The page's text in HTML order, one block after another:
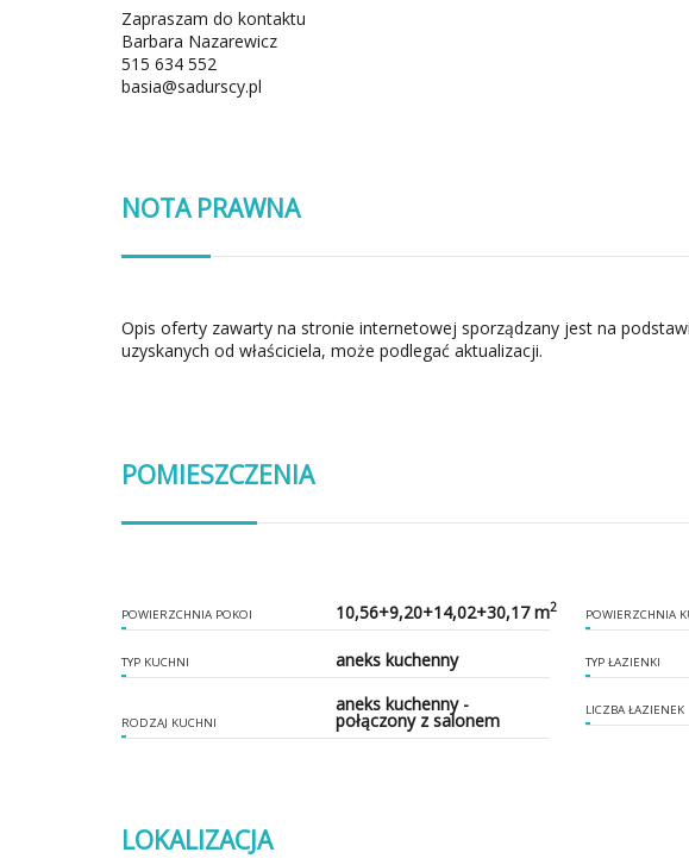
Zapraszam do kontaktu
Barbara Nazarewicz
515 634 552
basia@sadurscy.pl
NOTA PRAWNA
Opis oferty zawarty na stronie internetowej sporządzany jest na
uzyskanych od właściciela, może podlegać aktualizacji.
POMIESZCZENIA
POWIERZCHNIA POKOI 10,56+9,20+14,02+30,17 m2
TYP KUCHNI aneks kuchenny
RODZAJ KUCHNI
aneks kuchenny -
połączony z salonem
POWIERZCHNIA
TYP ŁAZIENKI
LICZBA ŁAZIENEK
LOKALIZACJA